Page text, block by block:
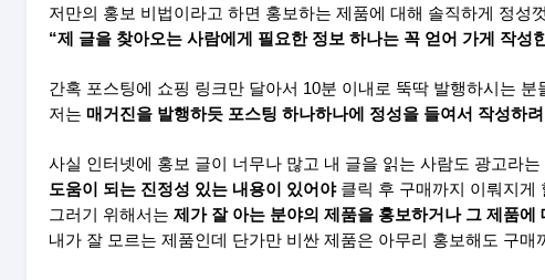
저만의 홍보 비법이라고 하면 홍보하는 제품에 대해 솔직하게 정성
“제 글을 찾아오는 사람에게 필요한 정보 하나는 꼭 얻어 가게 작성
간혹 포스팅에 쇼핑 링크만 달아서 10분 이내로 뚝딱 발행하시는 분
저는 매거진을 발행하듯 포스팅 하나하나에 정성을 들여서 작성하
사실 인터넷에 홍보 글이 너무나 많고 내 글을 읽는 사람도 광고라
도움이 되는 진정성 있는 내용이 있어야클릭 후 구매까지 이뤄지게
그러기 위해서는 제가 잘 아는 분야의 제품을 홍보하거나 그 제품
내가 잘 모르는 제품인데 단가만 비싼 제품은 아무리 홍보해도 구매